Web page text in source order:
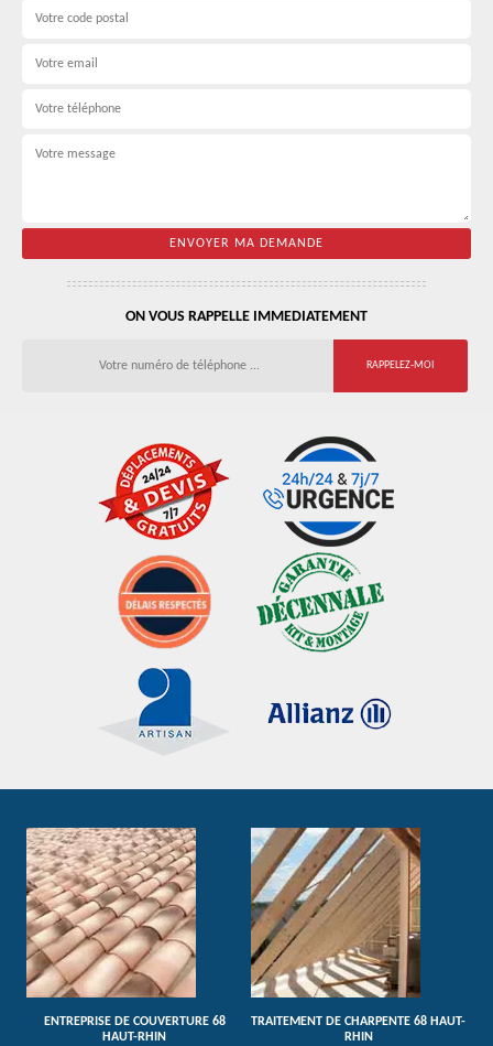
ON VOUS RAPPELLE IMMEDIATEMENT
ENTREPRISE DE COUVERTURE 68
HAUT-RHIN
TRAITEMENT DE CHARPENTE 68 HAUT-
RHIN